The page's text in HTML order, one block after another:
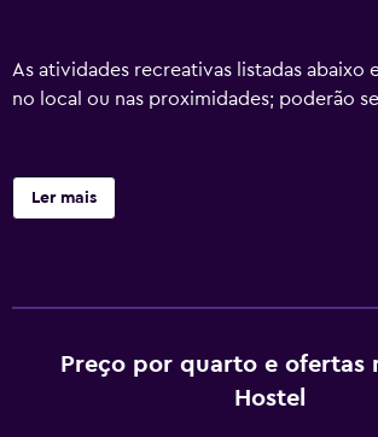
As atividades recreativas listadas abaixo
no local ou nas proximidades; poderão
Ler mais
Preço por quarto e ofertas
Hostel